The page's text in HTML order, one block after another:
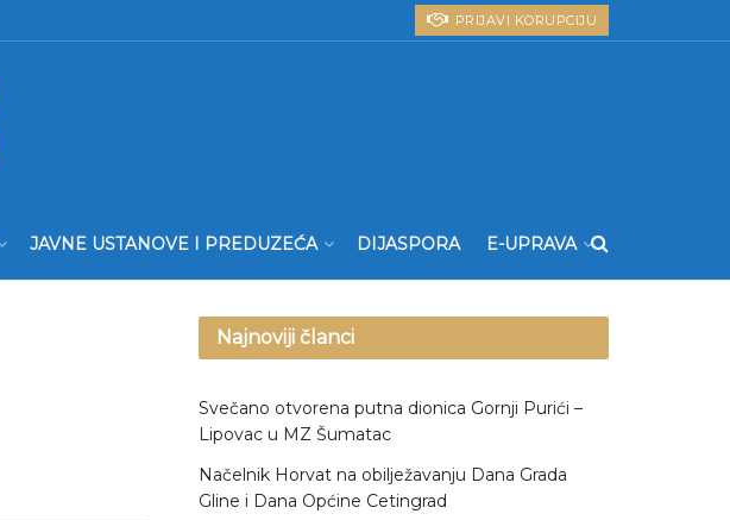
PRIJAVI KORUPCIJU
JAVNE USTANOVE I PREDUZEĆA DIJASPORA E-UPRAVA
Najnoviji članci
Svečano otvorena putna dionica Gornji Purići –
Lipovac u MZ Šumatac
Načelnik Horvat na obilježavanju Dana Grada
Gline i Dana Općine Cetingrad